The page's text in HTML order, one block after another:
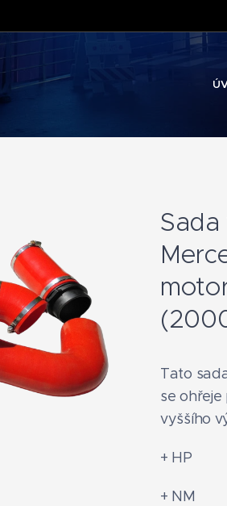
Tato
se
vyššího
+ HP
+ NM